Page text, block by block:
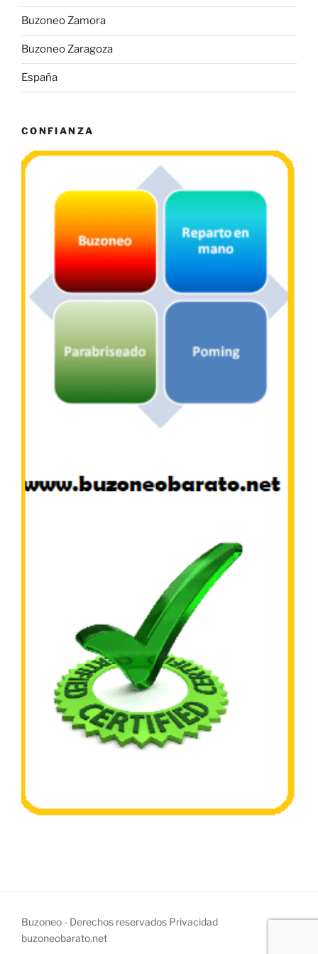
Buzoneo Zamora
Buzoneo Zaragoza
España
CONFIANZA
Buzoneo - Derechos reservados Privacidad
buzoneobarato.net